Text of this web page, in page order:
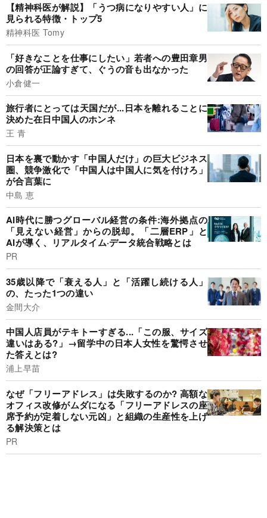
【精神科医が解説】「うつ病になりやすい人」に
見られる特徴・トップ5
精神科医 Tomy
「好きなことを仕事にしたい」若者への豊田章男
の回答が正論すぎて、ぐうの音も出なかった
小倉健一
旅行者にとっては天国だが...日本を離れることに
決めた在日中国人のホンネ
王 青
日本を裏で動かす「中国人だけ」の巨大ビジネス
圏、競争激化で「中国人は中国人に気を付けろ」
が合言葉に
中島 恵
AI時代に勝つグローバル経営の条件:海外拠点の
「見えない経営」からの脱却。「二層ERP」と
AIが導く、リアルタイム·データ統合戦略とは
PR
35歳以降で「衰える人」と「活躍し続ける人」
の、たった1つの違い
金間大介
中国人店員がテキトーすぎる...「この服、サイズ
違いはある?」→留学中の日本人女性を驚愕させ
た答えとは?
浦上早苗
なぜ「フリーアドレス」は失敗するのか? 高額な
オフィス改修がムダになる「フリーアドレスの座
席予約が定着しない元凶」と組織の生産性を上げ
る解決策とは
PR